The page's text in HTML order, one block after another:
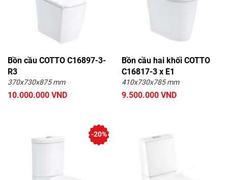
Bồn cầu COTTO C16897-3-
R3
370x730x875 mm
10.000.000 VND
Bồn cầu hai khối COTTO
C16817-3 x E1
410x730x785 mm
9.500.000 VND
-20%